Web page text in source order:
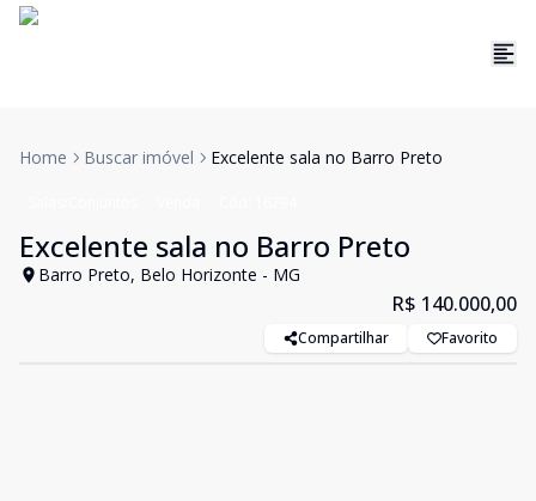
Home Buscar imóvel Excelente sala no Barro Preto
Excelente sala no Barro Preto
Barro Preto, Belo Horizonte - MG
R$ 140.000,00
Compartilhar Favorito